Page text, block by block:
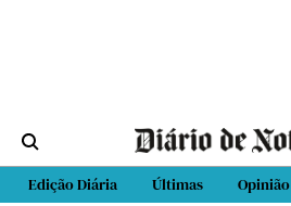
Edição Diária Últimas Opinião